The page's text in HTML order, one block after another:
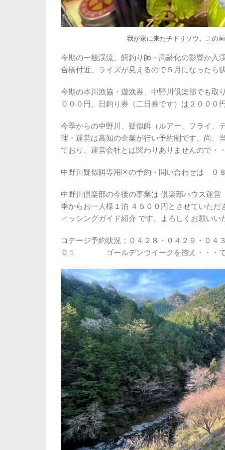
我が家に来たチドリソウ。この
今期の一般渓流、餌釣り師・高齢化の影響か入
合橋付近、ライズが見えるので５月になったら
今期の本川漁協・遊漁券、中野川倶楽部でも取
０００円、日釣り券（二日券です）は２０００
今季からの中野川、疑似餌（ルアー、フライ、
理・運営は高知の企業が行い予約制です。尚、
ており、運営会社とは関わりありませんので・
中野川疑似餌専用区の予約・問い合わせは ０
中野川倶楽部の今後の事業は 倶楽部ハウス運
季からお一人様１泊 ４５００円とさせていた
ィッシングガイド紹介 です。よろしくお願いい
コテージ予約状況；０４２８・０４２９・０
０１ ゴールデンウイークを控え・・・で